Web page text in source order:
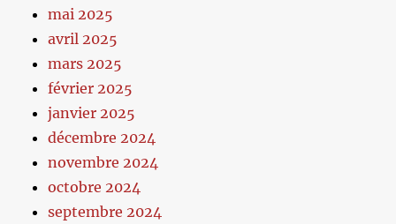
mai 2025
avril 2025
mars 2025
février 2025
janvier 2025
décembre 2024
novembre 2024
octobre 2024
septembre 2024